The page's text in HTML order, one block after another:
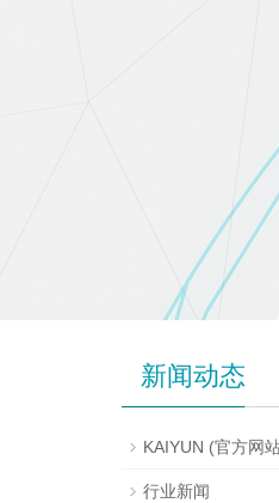
新闻动态
KAIYUN (官方网
行业新闻